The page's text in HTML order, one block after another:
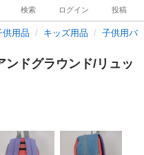
検索 ログイン 投稿
供用品 キッズ用品 子供用バ
ドグラウンド/リュッ